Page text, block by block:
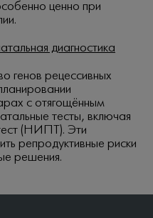
ценно при
диагностика
генов рецессивных
с отягощённым
тесты, включая
(НИПТ). Эти
репродуктивные риски
решения.